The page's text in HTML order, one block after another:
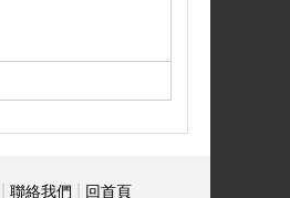
聯絡我們 回首頁